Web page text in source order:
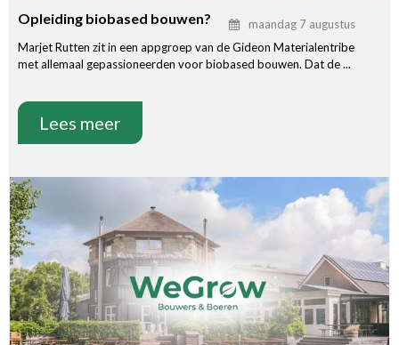
Opleiding biobased bouwen?
maandag 7 augustus
Marjet Rutten zit in een appgroep van de Gideon Materialentribe
met allemaal gepassioneerden voor biobased bouwen. Dat de ...
Lees meer